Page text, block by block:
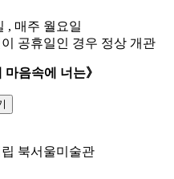
, 매주 월요일
공휴일인 경우 정상 개관
마음속에 너는》
북서울미술관